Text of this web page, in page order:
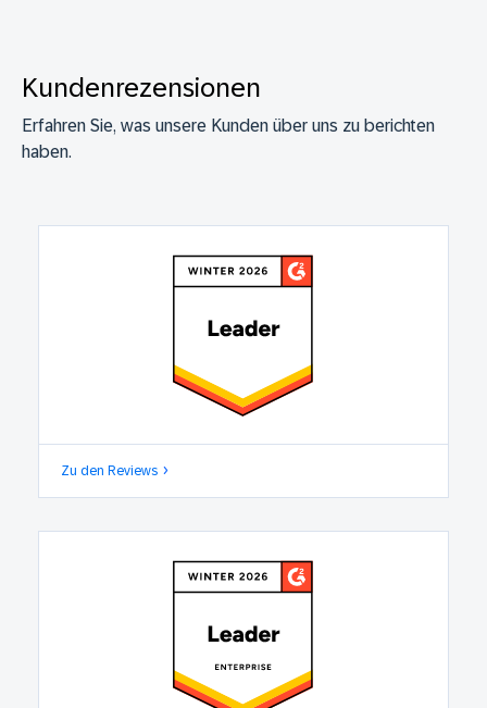
Kundenrezensionen
Erfahren Sie, was unsere Kunden über uns zu berichten
haben.
Zu den Reviews